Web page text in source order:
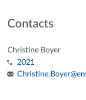
Contacts
Christine Boyer
2021
Christine.Boyer@